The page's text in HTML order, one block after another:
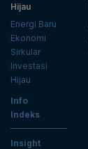
Hijau
Energi Baru
Ekonomi
Sirkular
Investasi
Hijau
Info
Indeks
Insight